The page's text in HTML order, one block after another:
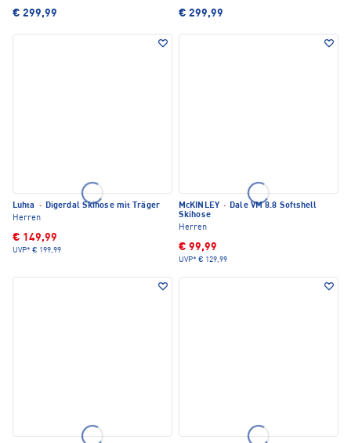
€ 299,99 € 299,99
Luhta · Digerdal Skihose mit Träger
Herren
€ 149,99
UVP* € 199,99
McKINLEY · Dale VM 8.8 Softshell
Skihose
Herren
€ 99,99
UVP* € 129,99